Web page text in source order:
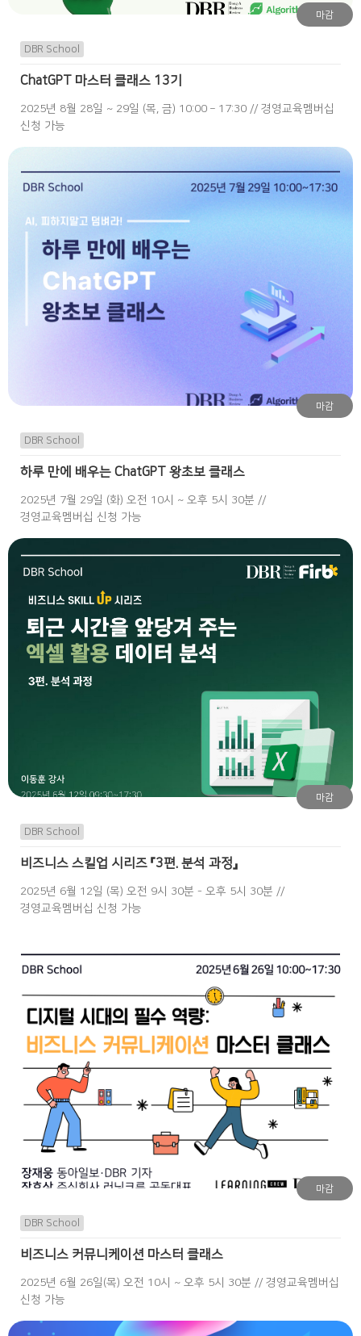
마감
DBR School
ChatGPT 마스터 클래스 13기
2025년 8월 28일 ~ 29일 (목, 금) 10:00 – 17:30 // 경영교육멤버십
신청 가능
마감
DBR School
하루 만에 배우는 ChatGPT 왕초보 클래스
2025년 7월 29일 (화) 오전 10시 ~ 오후 5시 30분 //
경영교육멤버십 신청 가능
마감
DBR School
비즈니스 스킬업 시리즈 『3편. 분석 과정』
2025년 6월 12일 (목) 오전 9시 30분 - 오후 5시 30분 //
경영교육멤버십 신청 가능
마감
DBR School
비즈니스 커뮤니케이션 마스터 클래스
2025년 6월 26일(목) 오전 10시 ~ 오후 5시 30분 // 경영교육멤버십
신청 가능